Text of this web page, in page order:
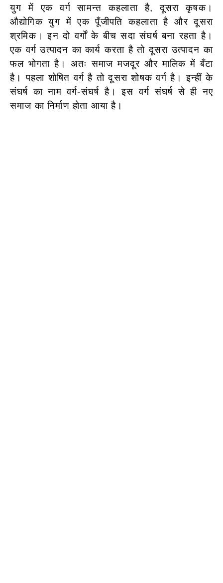
युग में एक वर्ग सामन्त कहलाता है, दूसरा कृषक।
औद्योगिक युग में एक पूँजीपति कहलाता है और दूसरा
श्रमिक। इन दो वर्गों के बीच सदा संघर्ष बना रहता है।
एक वर्ग उत्पादन का कार्य करता है तो दूसरा उत्पादन का
फल भोगता है। अतः समाज मजदूर और मालिक में बँटा
है। पहला शोषित वर्ग है तो दूसरा शोषक वर्ग है। इन्हीं के
संघर्ष का नाम वर्ग-संघर्ष है। इस वर्ग संघर्ष से ही नए
समाज का निर्माण होता आया है।